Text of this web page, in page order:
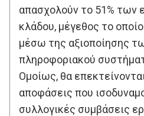
απασχολούν το 51% των
κλάδου, μέγεθος το
μέσω της αξιοποίησης
πληροφοριακού
Ομοίως, θα
αποφάσεις που
συλλογικές συμβάσεις